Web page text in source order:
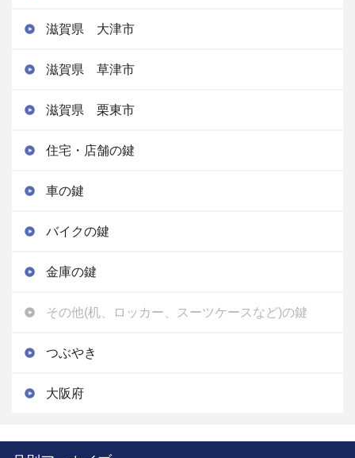
滋賀県 大津市
滋賀県 草津市
滋賀県 栗東市
住宅・店舗の鍵
車の鍵
バイクの鍵
金庫の鍵
その他(机、ロッカー、スーツケースなど)の鍵
つぶやき
大阪府